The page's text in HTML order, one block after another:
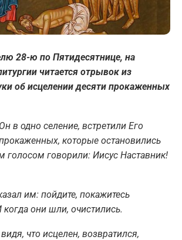
28-ю по Пятидесятнице, на
читается отрывок из
об исцелении десяти прокаженных
в одно селение, встретили Его
которые остановились
голосом говорили: Иисус Наставник!
им: пойдите, покажитесь
они шли, очистились.
что исцелен, возвратился,